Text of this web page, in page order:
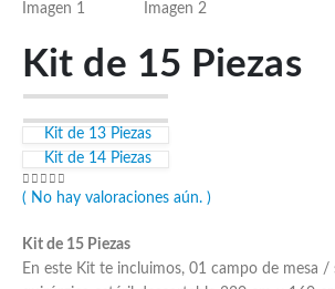
Kit de 15 Piezas
Kit de 13 Piezas
Kit de 14 Piezas
0 out of 5
( No hay valoraciones aún. )
Kit de 15 Piezas
En este Kit te incluimos, 01 campo de mesa /